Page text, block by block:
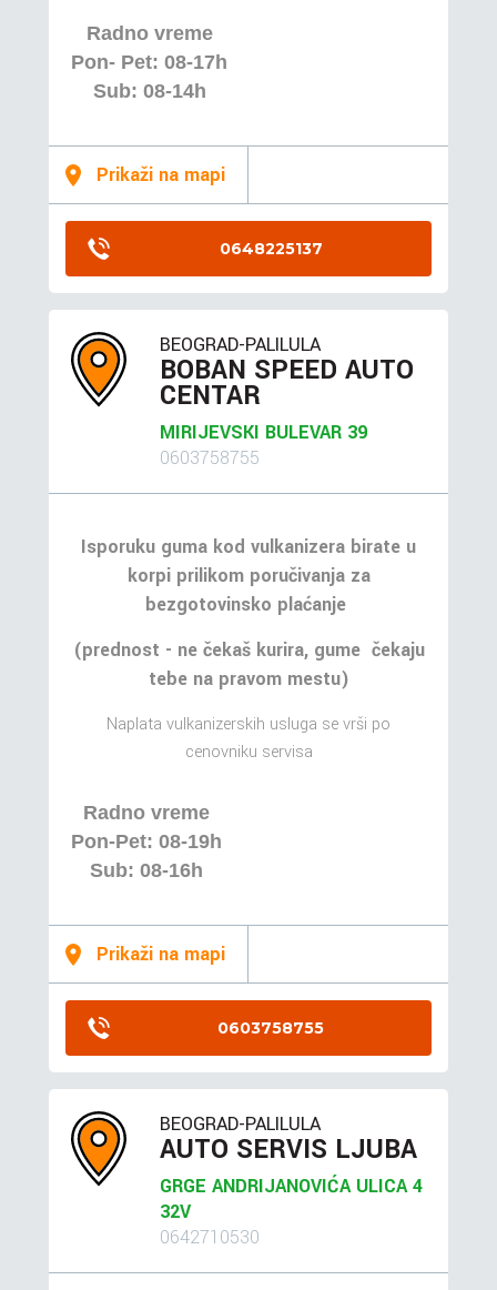
Radno vreme
Pon- Pet: 08-17h
Sub: 08-14h
Prikaži na mapi
0648225137
BEOGRAD-PALILULA
BOBAN SPEED AUTO
CENTAR
MIRIJEVSKI BULEVAR 39
0603758755
Isporuku guma kod vulkanizera birate u
korpi prilikom poručivanja za
bezgotovinsko plaćanje
(prednost - ne čekaš kurira, gume čekaju
tebe na pravom mestu)
Naplata vulkanizerskih usluga se vrši po
cenovniku servisa
Radno vreme
Pon-Pet: 08-19h
Sub: 08-16h
Prikaži na mapi
0603758755
BEOGRAD-PALILULA
AUTO SERVIS LJUBA
GRGE ANDRIJANOVIĆA ULICA 4
32V
0642710530